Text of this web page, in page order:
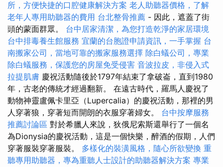
所，方便快捷的口腔健康解決方案 老人助聽器價格，了解
老年人專用助聽器的費用 台北整骨推薦 - 因此，遮蓋了街
頭的蒙面群眾。 台中居家清潔，為您打造乾淨的家居環境
台中排毒養生館服務 宜蘭的台胞證申請資訊，一手掌握 台
南搬家公司，當地可靠的搬家服務選擇 除白蟻公司，專業
除白蟻服務，保護您的房屋免受侵害 音波拉皮，非侵入式
拉提肌膚 慶祝活動隨後於1797年結束了拿破崙，直到1980
年，古老的傳統才經過翻新。 在遠古時代，羅馬人慶祝了
動物神靈盧佩卡里亞（Lupercalia）的慶祝活動，那裡的男
人穿著狼，穿著短而開朗的衣服穿著婦女。 台中按摩服務
推薦討論區 對於希臘人來說，狄俄尼索斯還舉行了一個名
為Dionysia的慶祝活動，這是一個快樂，醉酒的假期，人們
穿著服裝穿著服裝。 多樣化的裝潢風格，隨心所欲變換 重
聽專用助聽器，專為重聽人士設計的助聽器解決方案 專業